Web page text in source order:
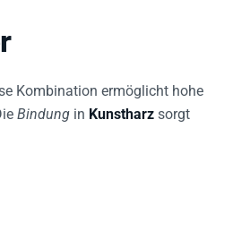
Kombination ermöglicht hohe
Bindung in Kunstharz sorgt